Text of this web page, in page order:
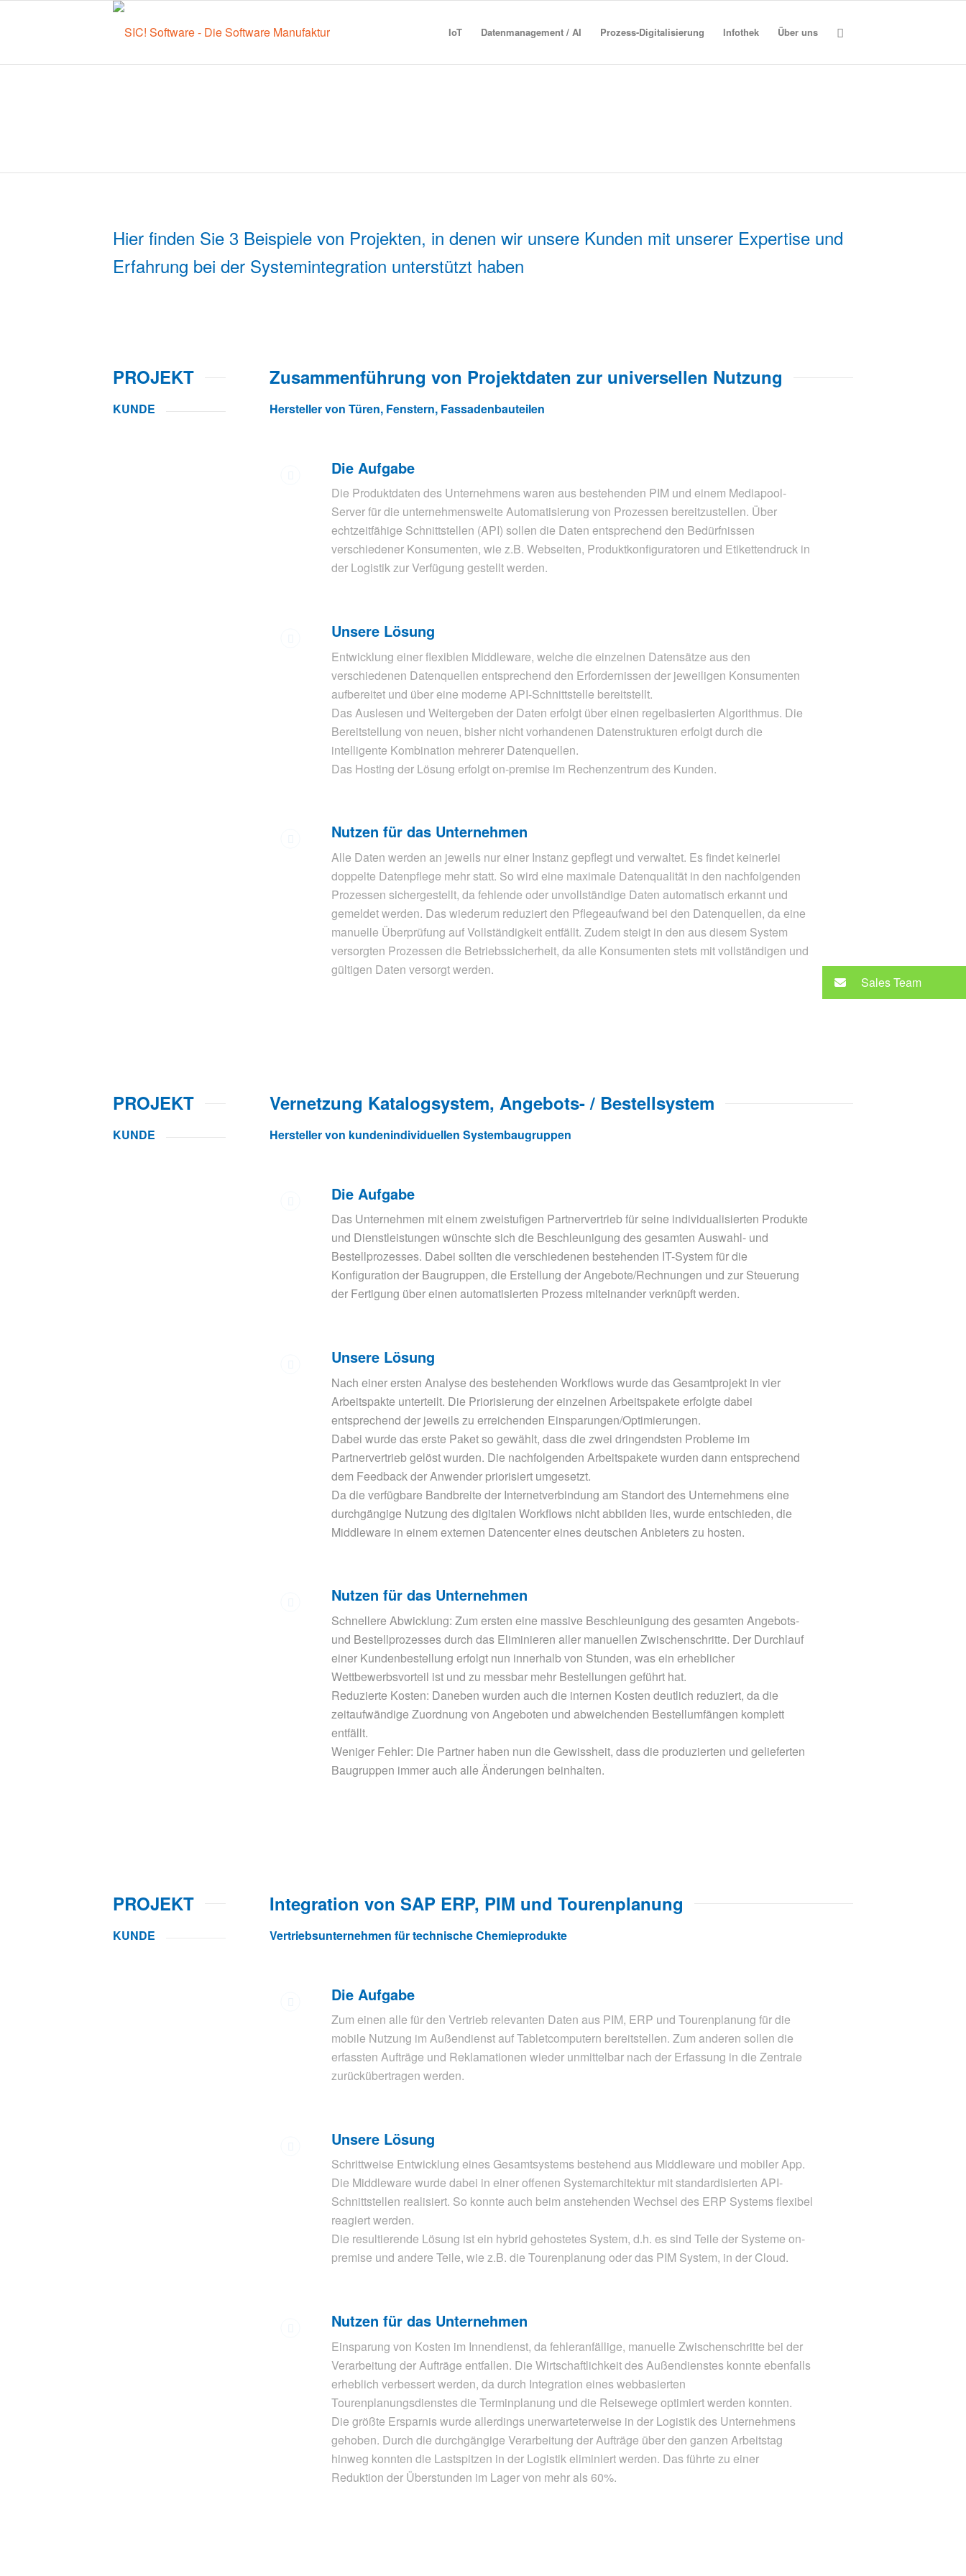
IoT Datenmanagement / AI Prozess-Digitalisierung Infothek Über uns
Hier finden Sie 3 Beispiele von Projekten, in denen wir unsere Kunden mit unserer Expertise und
Erfahrung bei der Systemintegration unterstützt haben
PROJEKT Zusammenführung von Projektdaten zur universellen Nutzung
KUNDE Hersteller von Türen, Fenstern, Fassadenbauteilen
Die Aufgabe
Die Produktdaten des Unternehmens waren aus bestehenden PIM und einem Mediapool-
Server für die unternehmensweite Automatisierung von Prozessen bereitzustellen. Über
echtzeitfähige Schnittstellen (API) sollen die Daten entsprechend den Bedürfnissen
verschiedener Konsumenten, wie z.B. Webseiten, Produktkonfiguratoren und Etikettendruck in
der Logistik zur Verfügung gestellt werden.
Unsere Lösung
Entwicklung einer flexiblen Middleware, welche die einzelnen Datensätze aus den
verschiedenen Datenquellen entsprechend den Erfordernissen der jeweiligen Konsumenten
aufbereitet und über eine moderne API-Schnittstelle bereitstellt.
Das Auslesen und Weitergeben der Daten erfolgt über einen regelbasierten Algorithmus. Die
Bereitstellung von neuen, bisher nicht vorhandenen Datenstrukturen erfolgt durch die
intelligente Kombination mehrerer Datenquellen.
Das Hosting der Lösung erfolgt on-premise im Rechenzentrum des Kunden.
Nutzen für das Unternehmen
Alle Daten werden an jeweils nur einer Instanz gepflegt und verwaltet. Es findet keinerlei
doppelte Datenpflege mehr statt. So wird eine maximale Datenqualität in den nachfolgenden
Prozessen sichergestellt, da fehlende oder unvollständige Daten automatisch erkannt und
gemeldet werden. Das wiederum reduziert den Pflegeaufwand bei den Datenquellen, da eine
manuelle Überprüfung auf Vollständigkeit entfällt. Zudem steigt in den aus diesem System
versorgten Prozessen die Betriebssicherheit, da alle Konsumenten stets mit vollständigen und
gültigen Daten versorgt werden.
PROJEKT Vernetzung Katalogsystem, Angebots- / Bestellsystem
KUNDE Hersteller von kundenindividuellen Systembaugruppen
Die Aufgabe
Das Unternehmen mit einem zweistufigen Partnervertrieb für seine individualisierten Produkte
und Dienstleistungen wünschte sich die Beschleunigung des gesamten Auswahl- und
Bestellprozesses. Dabei sollten die verschiedenen bestehenden IT-System für die
Konfiguration der Baugruppen, die Erstellung der Angebote/Rechnungen und zur Steuerung
der Fertigung über einen automatisierten Prozess miteinander verknüpft werden.
Unsere Lösung
Nach einer ersten Analyse des bestehenden Workflows wurde das Gesamtprojekt in vier
Arbeitspakte unterteilt. Die Priorisierung der einzelnen Arbeitspakete erfolgte dabei
entsprechend der jeweils zu erreichenden Einsparungen/Optimierungen.
Dabei wurde das erste Paket so gewählt, dass die zwei dringendsten Probleme im
Partnervertrieb gelöst wurden. Die nachfolgenden Arbeitspakete wurden dann entsprechend
dem Feedback der Anwender priorisiert umgesetzt.
Da die verfügbare Bandbreite der Internetverbindung am Standort des Unternehmens eine
durchgängige Nutzung des digitalen Workflows nicht abbilden lies, wurde entschieden, die
Middleware in einem externen Datencenter eines deutschen Anbieters zu hosten.
Nutzen für das Unternehmen
Schnellere Abwicklung: Zum ersten eine massive Beschleunigung des gesamten Angebots-
und Bestellprozesses durch das Eliminieren aller manuellen Zwischenschritte. Der Durchlauf
einer Kundenbestellung erfolgt nun innerhalb von Stunden, was ein erheblicher
Wettbewerbsvorteil ist und zu messbar mehr Bestellungen geführt hat.
Reduzierte Kosten: Daneben wurden auch die internen Kosten deutlich reduziert, da die
zeitaufwändige Zuordnung von Angeboten und abweichenden Bestellumfängen komplett
entfällt.
Weniger Fehler: Die Partner haben nun die Gewissheit, dass die produzierten und gelieferten
Baugruppen immer auch alle Änderungen beinhalten.
PROJEKT Integration von SAP ERP, PIM und Tourenplanung
KUNDE Vertriebsunternehmen für technische Chemieprodukte
Die Aufgabe
Zum einen alle für den Vertrieb relevanten Daten aus PIM, ERP und Tourenplanung für die
mobile Nutzung im Außendienst auf Tabletcomputern bereitstellen. Zum anderen sollen die
erfassten Aufträge und Reklamationen wieder unmittelbar nach der Erfassung in die Zentrale
zurückübertragen werden.
Unsere Lösung
Schrittweise Entwicklung eines Gesamtsystems bestehend aus Middleware und mobiler App.
Die Middleware wurde dabei in einer offenen Systemarchitektur mit standardisierten API-
Schnittstellen realisiert. So konnte auch beim anstehenden Wechsel des ERP Systems flexibel
reagiert werden.
Die resultierende Lösung ist ein hybrid gehostetes System, d.h. es sind Teile der Systeme on-
premise und andere Teile, wie z.B. die Tourenplanung oder das PIM System, in der Cloud.
Nutzen für das Unternehmen
Einsparung von Kosten im Innendienst, da fehleranfällige, manuelle Zwischenschritte bei der
Verarbeitung der Aufträge entfallen. Die Wirtschaftlichkeit des Außendienstes konnte ebenfalls
erheblich verbessert werden, da durch Integration eines webbasierten
Tourenplanungsdienstes die Terminplanung und die Reisewege optimiert werden konnten.
Die größte Ersparnis wurde allerdings unerwarteterweise in der Logistik des Unternehmens
gehoben. Durch die durchgängige Verarbeitung der Aufträge über den ganzen Arbeitstag
hinweg konnten die Lastspitzen in der Logistik eliminiert werden. Das führte zu einer
Reduktion der Überstunden im Lager von mehr als 60%.
Sales Team